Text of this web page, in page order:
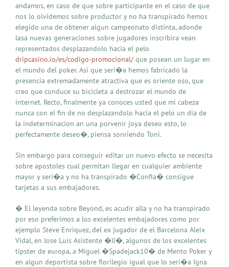
andamos, en caso de que sobre participante en el caso de que
nos lo olvidemos sobre productor y no ha transpirado hemos
elegido una de obtener algun campeonato distinta, adonde
lasa nuevas generaciones sobre jugadores inscribira vean
representados desplazandolo hacia el pelo
dripcasino.io/es/codigo-promocional/que posean un lugar en
el mundo del poker. Asi que seri�a hemos fabricado la
presencia extremadamente atractiva que es oriente oso, que
creo que conduce su bicicleta a destrozar el mundo de
internet. Recto, finalmente ya conoces usted que mi cabeza
nunca con el fin de no desplazandolo hacia el pelo un dia de
la indeterminacion an una porvenir joya deseo esto, lo
perfectamente deseo�, piensa sonriendo Toni.
Sin embargo para conseguir editar un nuevo efecto se necesita
sobre apostoles cual permitan llegar en cualquier ambiente
mayor y seri�a y no ha transpirado �Confia� consigue
tarjetas a sus embajadores.
� El leyenda sobre Beyond, es acudir alla y no ha transpirado
por eso preferimos a los excelentes embajadores como por
ejemplo Steve Enriquez, del ex jugador de el Barcelona Aleix
Vidal, en Jose Luis Asistente �JJ�, algunos de los excelentes
tipster de europa, a Miguel �Spadejack10� de Mento Poker y
en algun deportista sobre florilegio igual que lo seri�a Igna